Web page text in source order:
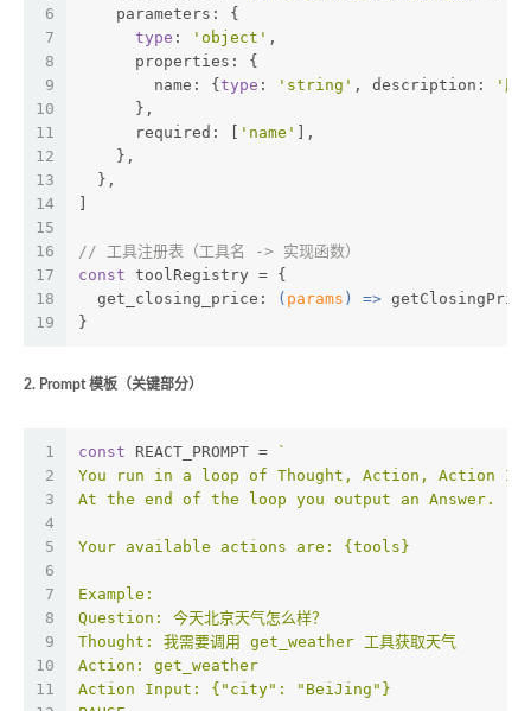
6
7
8
9
10
11
12
13
14
15
16
17
18
19
    parameters: {
type : 'object' ,
      properties: {
        name: {
type : 'string' , description:
'股
      },
      required: [
'name'
],
    },
  },
// 工具注册表（工具名 -> 实现函数）
const toolRegistry = {
  get_closing_price:
( params ) =>
}
2. Prompt 模板（关键部分）
1
2
3
4
5
6
7
8
9
10
11
const REACT_PROMPT =
`
You run in a loop of Thought, Action, Action
At the end of the loop you output an Answer.
Your available actions are: {tools}
Example:
Question: 今天北京天气怎么样？
Thought: 我需要调用 get_weather 工具获取天气
Action: get_weather
Action Input: {"city": "BeiJing"}